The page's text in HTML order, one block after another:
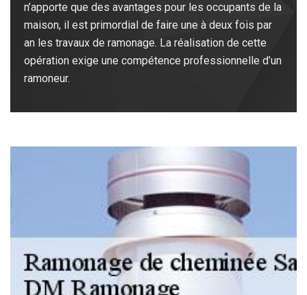
n’apporte que des avantages pour les occupants de la
maison, il est primordial de faire une à deux fois par
an les travaux de ramonage. La réalisation de cette
opération exige une compétence professionnelle d’un
ramoneur.